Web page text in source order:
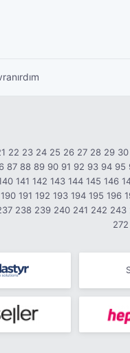
22 23 24 25 26 27 28 29 30
87 88 89 90 91 92 93 94 95
141 142 143 144 145 146
190 191 192 193 194 195 196
238 239 240 241 242 243
272